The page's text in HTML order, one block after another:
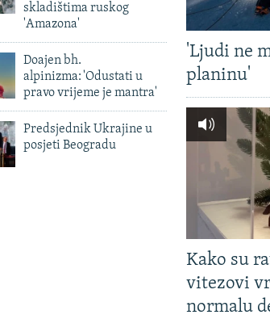
skladištima ruskog
'Amazona'
Doajen bh.
alpinizma: 'Odustati u
pravo vrijeme je mantra'
Predsjednik Ukrajine u
posjeti Beogradu
'Ljudi ne
planinu'
Kako su
vitezovi
normalu